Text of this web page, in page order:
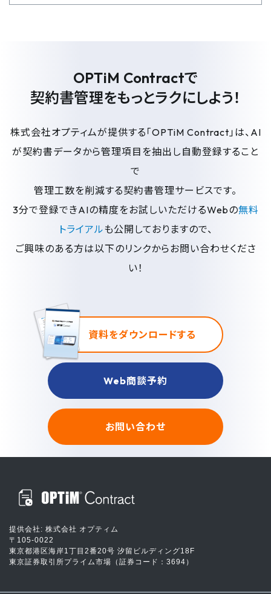
OPTiM Contractで
契約書管理をもっとラクにしよう！
株式会社オプティムが提供する「OPTiM Contract」は、AI
が契約書データから管理項目を抽出し自動登録すること
で
管理工数を削減する契約書管理サービスです。
3分で登録できAIの精度をお試しいただけるWebの無料
トライアルも公開しておりますので、
ご興味のある方は以下のリンクからお問い合わせくださ
い！
資料をダウンロードする
Web商談予約
お問い合わせ
提供会社: 株式会社 オプティム
〒105-0022
東京都港区海岸1丁目2番20号 汐留ビルディング18F
東京証券取引所プライム市場（証券コード：3694）